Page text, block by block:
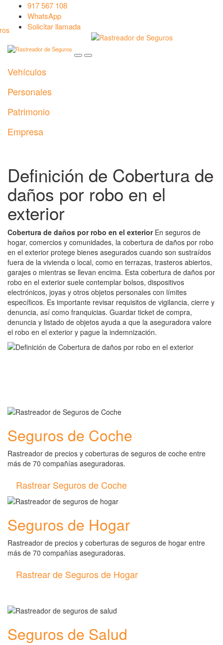
917 567 108
WhatsApp
Solicitar llamada
Vehículos
Personales
Patrimonio
Empresa
Definición de Cobertura de
daños por robo en el
exterior
Cobertura de daños por robo en el exteriorEn seguros de
hogar, comercios y comunidades, la cobertura de daños por robo
en el exterior protege bienes asegurados cuando son sustraídos
fuera de la vivienda o local, como en terrazas, trasteros abiertos,
garajes o mientras se llevan encima. Esta cobertura de daños por
robo en el exterior suele contemplar bolsos, dispositivos
electrónicos, joyas y otros objetos personales con límites
específicos. Es importante revisar requisitos de vigilancia, cierre y
denuncia, así como franquicias. Guardar ticket de compra,
denuncia y listado de objetos ayuda a que la aseguradora valore
el robo en el exterior y pague la indemnización.
Seguros de Coche
Rastreador de precios y coberturas de seguros de coche entre
más de 70 compañías aseguradoras.
Rastrear Seguros de Coche
Seguros de Hogar
Rastreador de precios y coberturas de seguros de hogar entre
más de 70 compañías aseguradoras.
Rastrear de Seguros de Hogar
Seguros de Salud